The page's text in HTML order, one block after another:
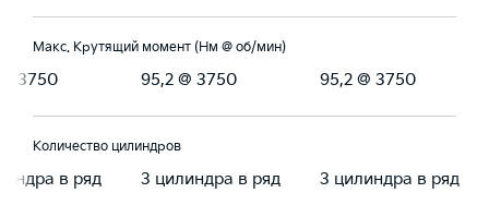
Макс. Крутящий момент (Нм @ об/мин)
3750 95,2 @ 3750 95,2 @ 3750
Количество цилиндров
в ряд 3 цилиндра в ряд 3 цилиндра в ряд